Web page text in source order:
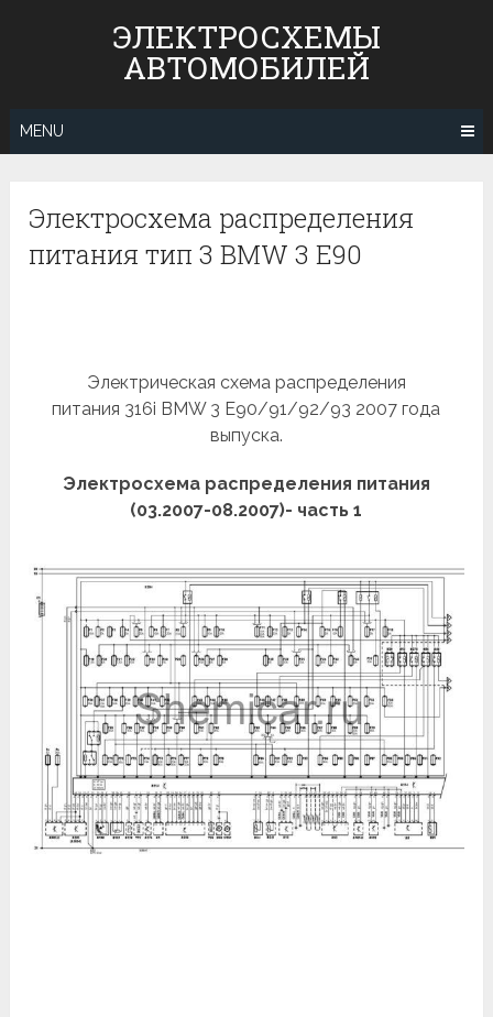
ЭЛЕКТРОСХЕМЫ
АВТОМОБИЛЕЙ
MENU
Электросхема распределения
питания тип 3 BMW 3 E90
Электрическая схема распределения
питания 316i BMW 3 E90/91/92/93 2007 года
выпуска.
Электросхема распределения питания
(03.2007-08.2007)- часть 1